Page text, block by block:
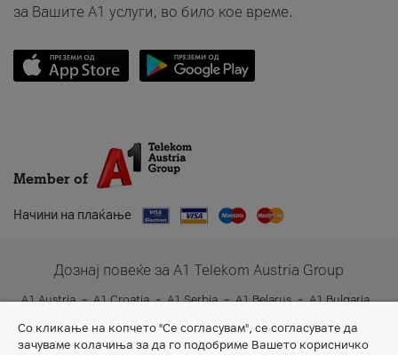
за Вашите A1 услуги, во било кое време.
Member of
Начини на плаќање
Дознај повеќе за A1 Telekom Austria Group
A1 Austria A1 Croatia A1 Serbia A1 Belarus
A1 Bulgaria
A1 Slovenia
A1 Digital
Со кликање на копчето "Се согласувам", се согласувате да
зачуваме колачиња за да го подобриме Вашето корисничко